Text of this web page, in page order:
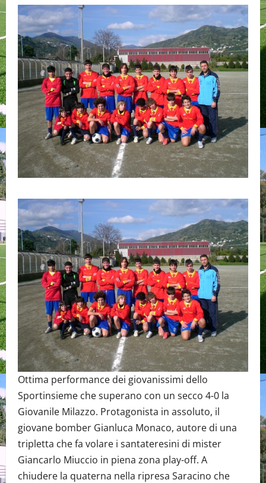
Ottima performance dei giovanissimi dello
Sportinsieme che superano con un secco 4-0 la
Giovanile Milazzo. Protagonista in assoluto, il
giovane bomber Gianluca Monaco, autore di una
tripletta che fa volare i santateresini di mister
Giancarlo Miuccio in piena zona play-off. A
chiudere la quaterna nella ripresa Saracino che